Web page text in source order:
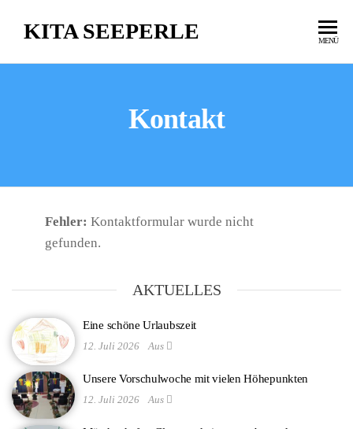
KITA SEEPERLE MENÜ
Kontakt
Fehler: Kontaktformular wurde nicht
gefunden.
AKTUELLES
Eine schöne Urlaubszeit
12. Juli 2026 Aus
Unsere Vorschulwoche mit vielen Höhepunkten
12. Juli 2026 Aus